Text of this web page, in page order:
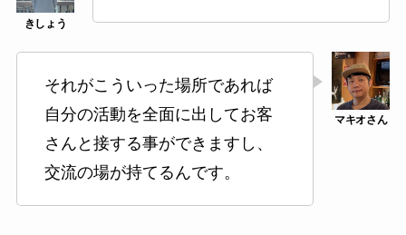
それがこういった場所であれば
自分の活動を全面に出してお客
さんと接する事ができますし、
交流の場が持てるんです。